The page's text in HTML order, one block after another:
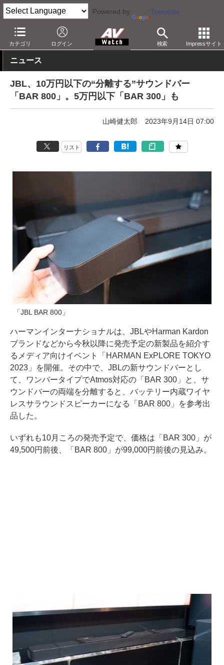
Powered by Translate
カテゴリ ログイン 検索 Impressサイト
AV Watch 製品 サウンドバー その他
ニュース
JBL、10万円以下の“分離する”サウンドバー
「BAR 800」。5万円以下「BAR 300」も
山崎健太郎 2023年9月14日 07:00
リスト
「JBL BAR 800」
ハーマンインターナショナルは、JBLやHarman Kardon
ブランドなどから今秋以降に発売予定の新製品を紹介す
るメディア向けイベント「HARMAN ExPLORE TOKYO
2023」を開催。その中で、JBLの新サウンドバーとし
て、ワンバータイプでAtmos対応の「BAR 300」と、サ
ウンドバーの両端を分離すると、バッテリー内蔵ワイヤ
レスサラウンドスピーカーになる「BAR 800」を参考出
品した。
いずれも10月ころの発売予定で、価格は「BAR 300」が
49,500円前後、「BAR 800」が99,000円前後の見込み。